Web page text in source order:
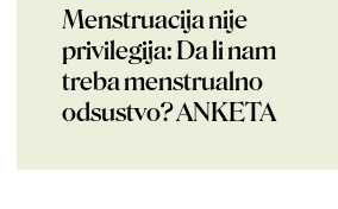
Menstruacija nije
privilegija: Da li nam
treba menstrualno
odsustvo? ANKETA